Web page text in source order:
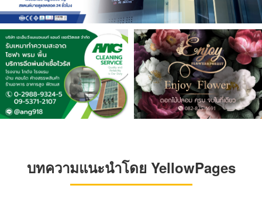
บทความแนะนำโดย YellowPages